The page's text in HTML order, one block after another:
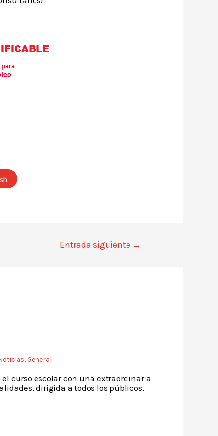
Entrada siguiente →
,General
curso escolar con una extraordinaria
dirigida a todos los públicos,